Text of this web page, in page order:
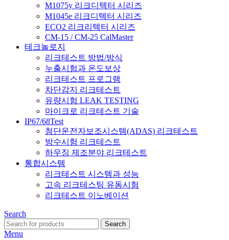
M1075y 리크디텍터 시리즈
M1045e 리크디텍터 시리즈
ECO2 리크리텍터 시리즈
CM-15 / CM-25 CalMaster
테크놀로지
리크테스트 방법/방식
누출시험과 온도보상
리크테스트 프로그램
차단감지 리크테스트
유량시험 LEAK TESTING
마이크로 리크테스트 기술
IP67/68Test
첨단운전자보조시스템(ADAS) 리크테스트
방수시험 리크테스트
하우징 제조분야 리크테스트
통합시스템
리크테스트 시스템과 성능
고속 리크테스팅 유동시험
리크테스트 이노베이션
Search
Search
Menu